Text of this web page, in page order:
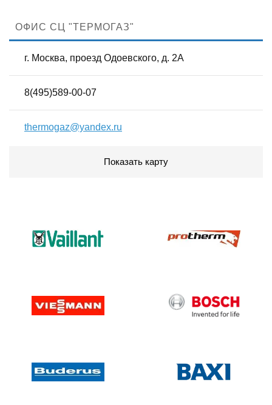
ОФИС СЦ "ТЕРМОГАЗ"
г. Москва, проезд Одоевского, д. 2А
8(495)589-00-07
thermogaz@yandex.ru
Показать карту